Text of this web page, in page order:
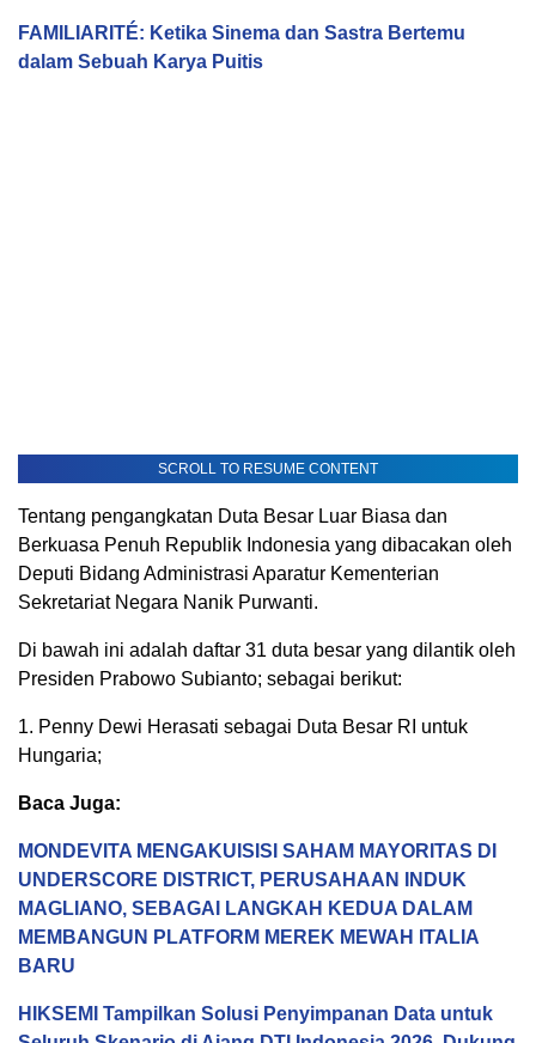
FAMILIARITÉ: Ketika Sinema dan Sastra Bertemu
dalam Sebuah Karya Puitis
SCROLL TO RESUME CONTENT
Tentang pengangkatan Duta Besar Luar Biasa dan
Berkuasa Penuh Republik Indonesia yang dibacakan oleh
Deputi Bidang Administrasi Aparatur Kementerian
Sekretariat Negara Nanik Purwanti.
Di bawah ini adalah daftar 31 duta besar yang dilantik oleh
Presiden Prabowo Subianto; sebagai berikut:
1. Penny Dewi Herasati sebagai Duta Besar RI untuk
Hungaria;
Baca Juga:
MONDEVITA MENGAKUISISI SAHAM MAYORITAS DI
UNDERSCORE DISTRICT, PERUSAHAAN INDUK
MAGLIANO, SEBAGAI LANGKAH KEDUA DALAM
MEMBANGUN PLATFORM MEREK MEWAH ITALIA
BARU
HIKSEMI Tampilkan Solusi Penyimpanan Data untuk